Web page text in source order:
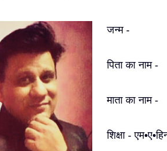
जन्म -
पिता का नाम -
माता का नाम -
शिक्षा -